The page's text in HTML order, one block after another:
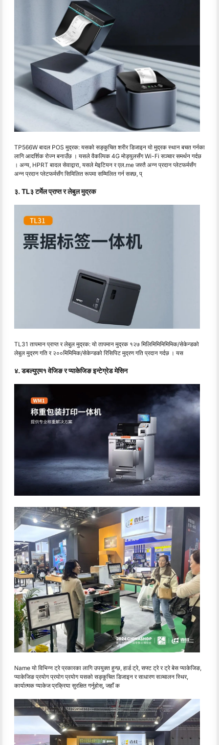
TP566W बादल POS मुद्रक: यसको सङ्कुचित शरीर डिजाइन यो मुद्रक स्थान बचत गर्नका
लागि आदर्शिक रोज्न बनाउँछ । यसले वैकल्पिक 4G मोड्युलसँग Wi-Fi सञ्चार समर्थन गर्दछ
। अन्य, HPRT बादल सेवाद्वारा, यसले मेइटियन र एल.me जस्तै अन्न प्रदान प्लेटफर्मसँग
अन्न प्रदान प्लेटफर्मसँग सिमिलित रूपमा सम्मिलित गर्न सक्छ, प्
३. TL३ टर्मेल प्राप्त र लेबुल मुद्रक
TL31 तापमान प्राप्त र लेबुल मुद्रक: यो तापमान मुद्रक १२७ मिलिमिमिमिमिमिक/सेकेन्डको
लेबुल मुद्रण गति र २००मिमिमिक/सेकेन्डको रिसिपिट मुद्रण गति प्रदान गर्दछ । यस
४. डबल्युएम१ वेजिङ र प्याकेजिङ इन्टेग्रेड मेसिन
Name यो विभिन्न ट्रे प्रकारका लागि उपयुक्त हुन्छ, हार्ड ट्रे, सफ्ट ट्रे र ट्रे बेस प्याकेजिङ,
प्याकेजिङ प्रयोग प्रयोग प्रयोग यसको सङ्कुचित डिजाइन र साधारण सञ्चालन स्थिर,
कार्यात्मक प्याकेज प्रक्रिया सुरक्षित गर्नुहोस्, जहाँ क